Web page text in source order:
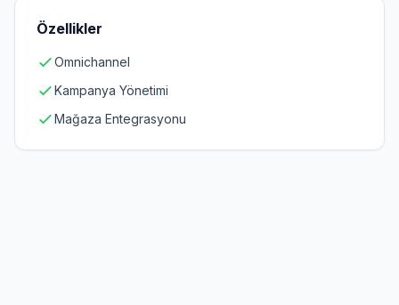
Özellikler
Omnichannel
Kampanya Yönetimi
Mağaza Entegrasyonu